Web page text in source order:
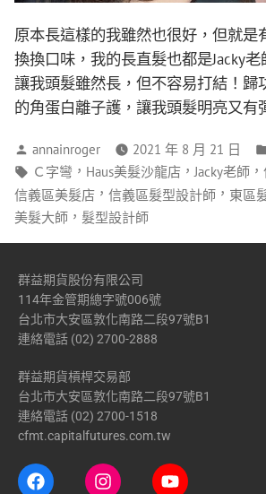
原本長這樣的我雖然也很好，但就是
換換口味，我的長直髮也都是Jacky老
讓我頭髮雖然長，但不容易打結！歸
的角蛋白離子護，讓我頭髮明亮又有
annainroger 2021 年 8 月 21 日
Ｃ字彎 ， Haus美髮沙龍店 ， Jacky老師 ，
信義區美髮店 ， 信義區髮型設計師 ， 東區
美髮大師 ， 髮型設計師
群益期貨股份有限公司
114年金管期總字號006號
台北市大安區敦化南路二段97號B1
連絡電話 (02) 2700-2888
群益期貨槓桿交易部
台北市大安區敦化南路二段97號B1
連絡電話 (02) 2700-1518
cfmt.capitalfutures.com.tw